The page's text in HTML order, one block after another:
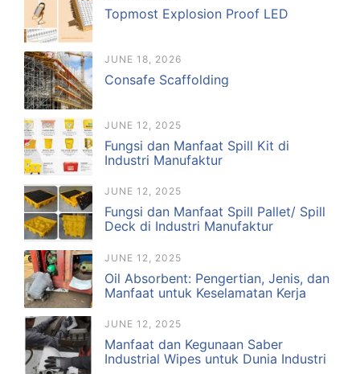
Topmost Explosion Proof LED
JUNE 18, 2026
Consafe Scaffolding
JUNE 12, 2025
Fungsi dan Manfaat Spill Kit di
Industri Manufaktur
JUNE 12, 2025
Fungsi dan Manfaat Spill Pallet/ Spill
Deck di Industri Manufaktur
JUNE 12, 2025
Oil Absorbent: Pengertian, Jenis, dan
Manfaat untuk Keselamatan Kerja
JUNE 12, 2025
Manfaat dan Kegunaan Saber
Industrial Wipes untuk Dunia Industri